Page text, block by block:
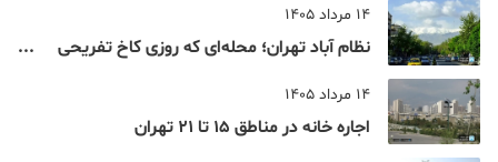
14 مرداد 1405
نظام‌ آباد تهران؛ محله‌ای که روزی کاخ تفریحی
14 مرداد 1405
اجاره خانه در مناطق 15 تا 21 تهران